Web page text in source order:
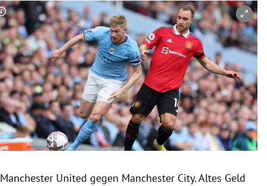
Untermenü
Untermenü
Untermenü
Untermenü
Untermenü
Copyright-Hinweis öffnen/schließen
Manchester United gegen Manchester City. Altes Geld